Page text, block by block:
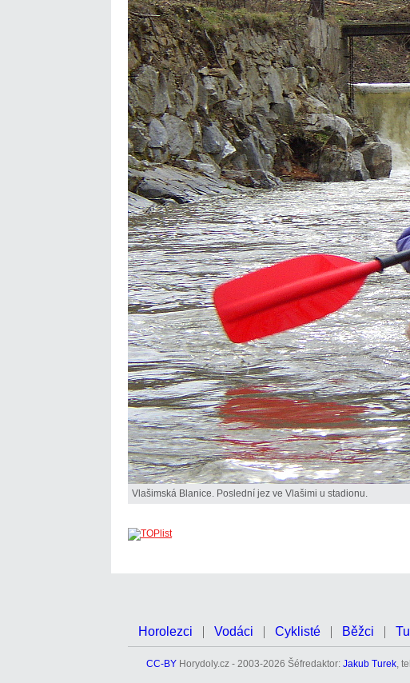
Vlašimská Blanice. Poslední jez ve Vlašimi u stadionu.
Horolezci Vodáci Cyklisté Běžci
CC-BY Horydoly.cz - 2003-2026 Šéfredaktor: Jakub Turek,